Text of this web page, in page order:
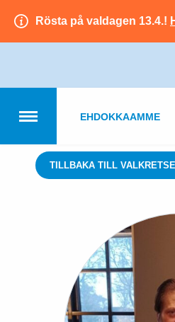
Rösta på valdagen 13.4.!
EHDOKKAAMME
TILLBAKA TILL